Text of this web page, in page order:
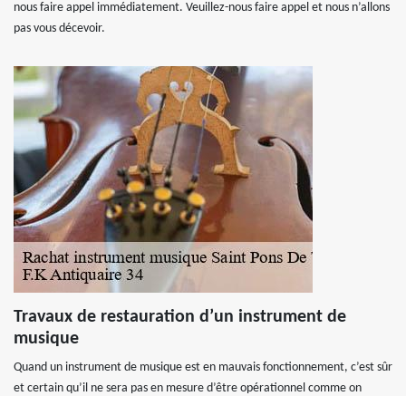
nous faire appel immédiatement. Veuillez-nous faire appel et nous n’allons
pas vous décevoir.
Travaux de restauration d’un instrument de
musique
Quand un instrument de musique est en mauvais fonctionnement, c’est sûr
et certain qu’il ne sera pas en mesure d’être opérationnel comme on